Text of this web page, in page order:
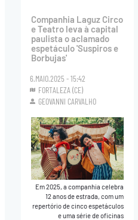
Companhia Laguz Circo
e Teatro leva à capital
paulista o aclamado
espetáculo 'Suspiros e
Borbujas'
6.MAIO.2025 - 15:42
FORTALEZA (CE)
GEOVANNI CARVALHO
Em 2025, a companhia celebra
12 anos de estrada, com um
repertório de cinco espetáculos
e uma série de oficinas